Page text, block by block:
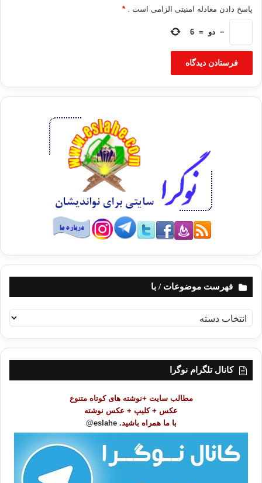
پاسخ دادن معادله امنیتی الزامی است . *
− دو =
6
فهرست موضوعات / با
ه
ر
کانال تلگرام نوگرا
مطالب سایت +نوشته های کوتاه متنوع
عکس + کلیپ + عکس نوشته
با ما همراه باشید. eslahe@